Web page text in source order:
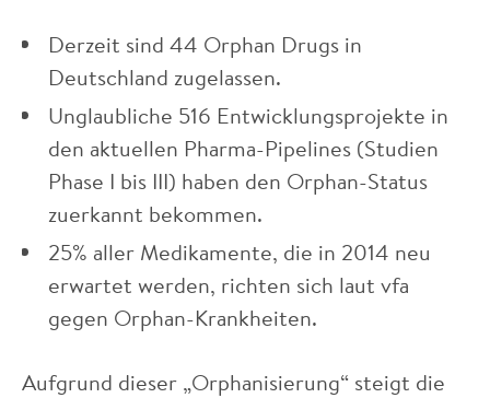
Derzeit sind 44 Orphan Drugs in
Deutschland zugelassen.
Unglaubliche 516 Entwicklungsprojekte in
den aktuellen Pharma-Pipelines (Studien
Phase I bis III) haben den Orphan-Status
zuerkannt bekommen.
25% aller Medikamente, die in 2014 neu
erwartet werden, richten sich laut vfa
gegen Orphan-Krankheiten.
Aufgrund dieser „Orphanisierung“ steigt die